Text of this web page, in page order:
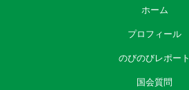
ホーム
プロフィール
のびのびレポート
国会質問